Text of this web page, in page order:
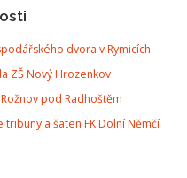
dvora v Rymicích
ZŠ Nový Hrozenkov
pod Radhoštěm
tribuny a šaten FK Dolní Němčí